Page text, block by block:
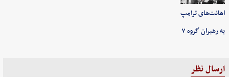
اهانت‌های ترامپ
به رهبران گروه ۷
ارسال نظر